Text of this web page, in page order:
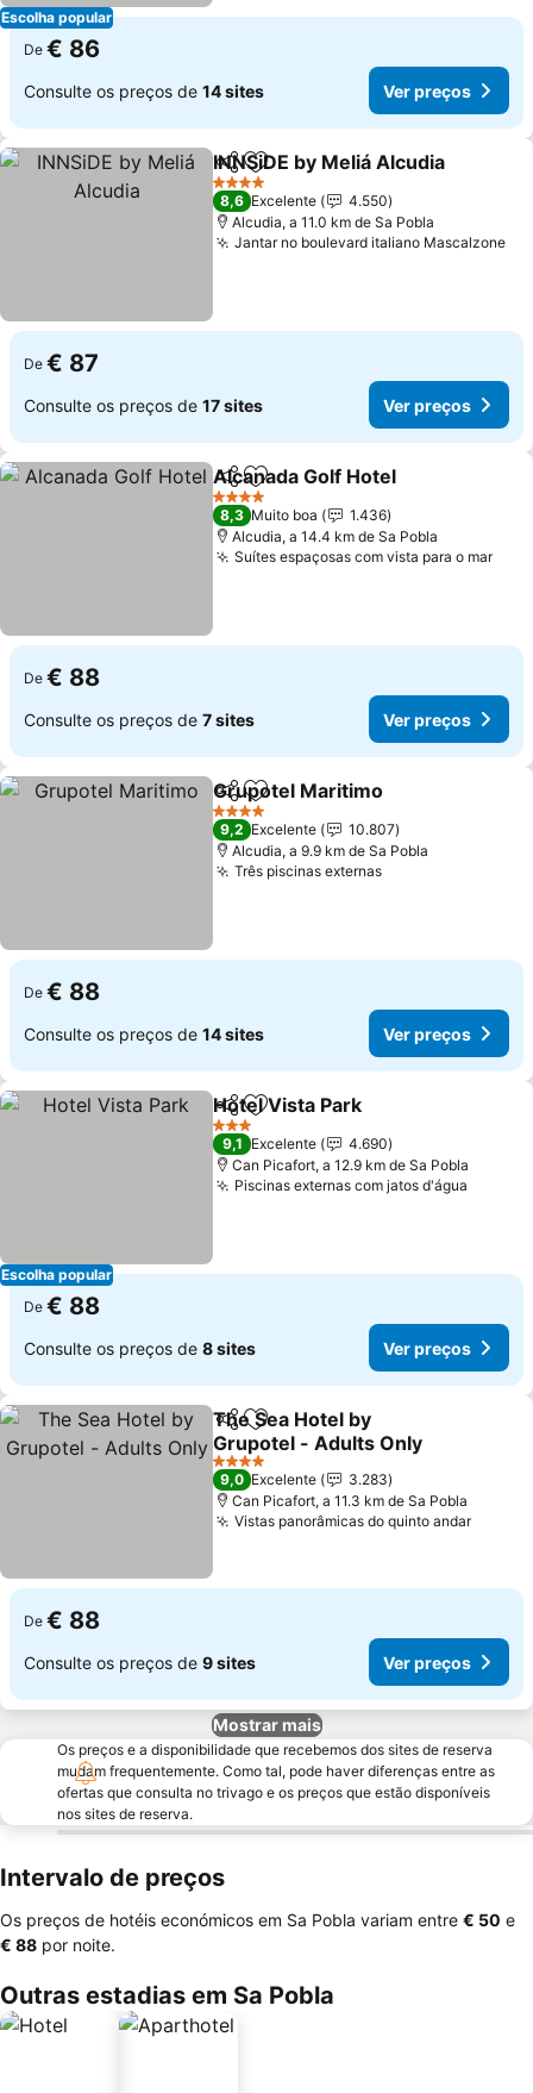
Escolha popular
De € 86
Consulte os preços de 14 sites Ver preços
PartilharAdicionar aos favoritos
INNSiDE by Meliá Alcudia
4 Estrelas
8,6 Excelente
4.550
Alcudia, a 11.0 km de Sa Pobla
Jantar no boulevard italiano Mascalzone
De € 87
Consulte os preços de 17 sites Ver preços
PartilharAdicionar aos favoritos
Alcanada Golf Hotel
4 Estrelas
8,3 Muito boa
1.436
Alcudia, a 14.4 km de Sa Pobla
Suítes espaçosas com vista para o marVer
De € 88
Consulte os preços de 7 sites Ver preços
PartilharAdicionar aos favoritos
Grupotel Maritimo
4 Estrelas
9,2 Excelente
10.807
Alcudia, a 9.9 km de Sa Pobla
Três piscinas externasVer preços
De € 88
Consulte os preços de 14 sites Ver preços
Escolha popular
PartilharAdicionar aos favoritos
Hotel Vista Park
3 Estrelas
9,1 Excelente
4.690
Can Picafort, a 12.9 km de Sa Pobla
Piscinas externas com jatos d'água
De € 88
Consulte os preços de 8 sites Ver preços
PartilharAdicionar aos favoritos
The Sea Hotel by
Grupotel - Adults Only
Ver preços
4 Estrelas
9,0 Excelente
3.283
Can Picafort, a 11.3 km de Sa Pobla
Vistas panorâmicas do quinto andarVer
De € 88
Consulte os preços de 9 sites Ver preços
Mostrar mais
Os preços e a disponibilidade que recebemos dos sites de reserva
mudam frequentemente. Como tal, pode haver diferenças entre as
ofertas que consulta no trivago e os preços que estão disponíveis
nos sites de reserva.
Intervalo de preços
Os preços de hotéis económicos em Sa Pobla variam entre ‎€ 50 e
‎€ 88 por noite.
Outras estadias em Sa Pobla